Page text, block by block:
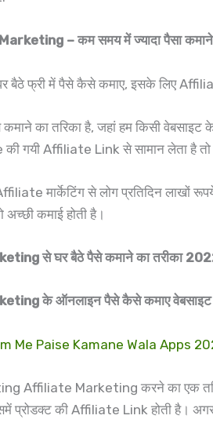
– कम समय में ज्यादा पैसा कमाने
फ्री में पैसे कैसे कमाए, इसके लिए
का तरिका है, जहां हम किसी
की गयी Affiliate Link से सामान लेता
मार्केटिंग से लोग प्रतिदिन लाखों
कमाई होती है।
से घर बैठे पैसे कमाने का तरीका
के ऑनलाइन पैसे कैसे कमाए वेबसाइट
Me Paise Kamane Wala Apps
Affiliate Marketing करने का एक
प्रोडक्ट की Affiliate Link होती है।